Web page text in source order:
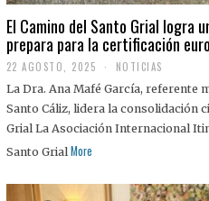
El Camino del Santo Grial logra
prepara para la certificación
22 AGOSTO, 2025
2
A
G
O
S
2
NOTICIAS
La Dra. Ana Mafé García, referente
Santo Cáliz, lidera la consolidación
Grial La Asociación Internacional
Santo Grial More